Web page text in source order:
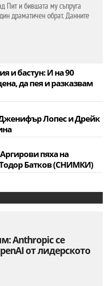
Пит и бившата му съпруга
драматичен обрат. Данните
и бастун: И на 90
да пея и разказвам
Лопес и Дрейк
пяха на
Батков (СНИМКИ)
Anthropic се
от лидерското